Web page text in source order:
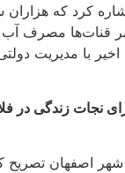
کرد که
قنات‌ها مصرف آب
با مدیریت
نجات زندگی در
اصفهان تصریح